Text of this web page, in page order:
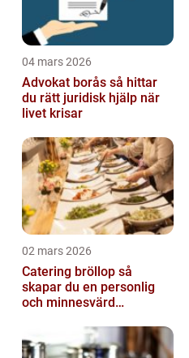
04 mars 2026
Advokat borås så hittar
du rätt juridisk hjälp när
livet krisar
02 mars 2026
Catering bröllop så
skapar du en personlig
och minnesvärd